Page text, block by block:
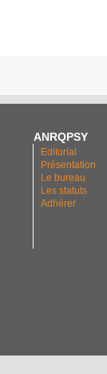
ANRQPSY
Editorial
Présentation
Le bureau
Les statuts
Adhérer